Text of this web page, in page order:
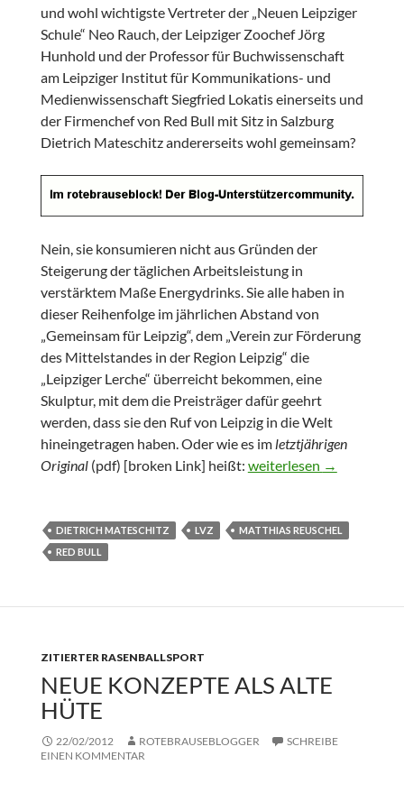
und wohl wichtigste Vertreter der „Neuen Leipziger
Schule“ Neo Rauch, der Leipziger Zoochef Jörg
Hunhold und der Professor für Buchwissenschaft
am Leipziger Institut für Kommunikations- und
Medienwissenschaft Siegfried Lokatis einerseits und
der Firmenchef von Red Bull mit Sitz in Salzburg
Dietrich Mateschitz andererseits wohl gemeinsam?
Nein, sie konsumieren nicht aus Gründen der
Steigerung der täglichen Arbeitsleistung in
verstärktem Maße Energydrinks. Sie alle haben in
dieser Reihenfolge im jährlichen Abstand von
„Gemeinsam für Leipzig“, dem „Verein zur Förderung
des Mittelstandes in der Region Leipzig“ die
„Leipziger Lerche“ überreicht bekommen, eine
Skulptur, mit dem die Preisträger dafür geehrt
werden, dass sie den Ruf von Leipzig in die Welt
hineingetragen haben. Oder wie es im letztjährigen
Original(pdf) [broken Link] heißt: Dankbare Leipziger
weiterlesen →
DIETRICH MATESCHITZ LVZ
MATTHIAS REUSCHEL
RED BULL
ZITIERTER RASENBALLSPORT
NEUE KONZEPTE ALS ALTE
HÜTE
22/02/2012 ROTEBRAUSEBLOGGER
SCHREIBE
EINEN KOMMENTAR